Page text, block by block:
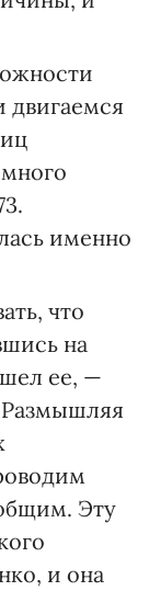
двигаемся
именно
что
на
ее, —
Размышляя
Эту
и она